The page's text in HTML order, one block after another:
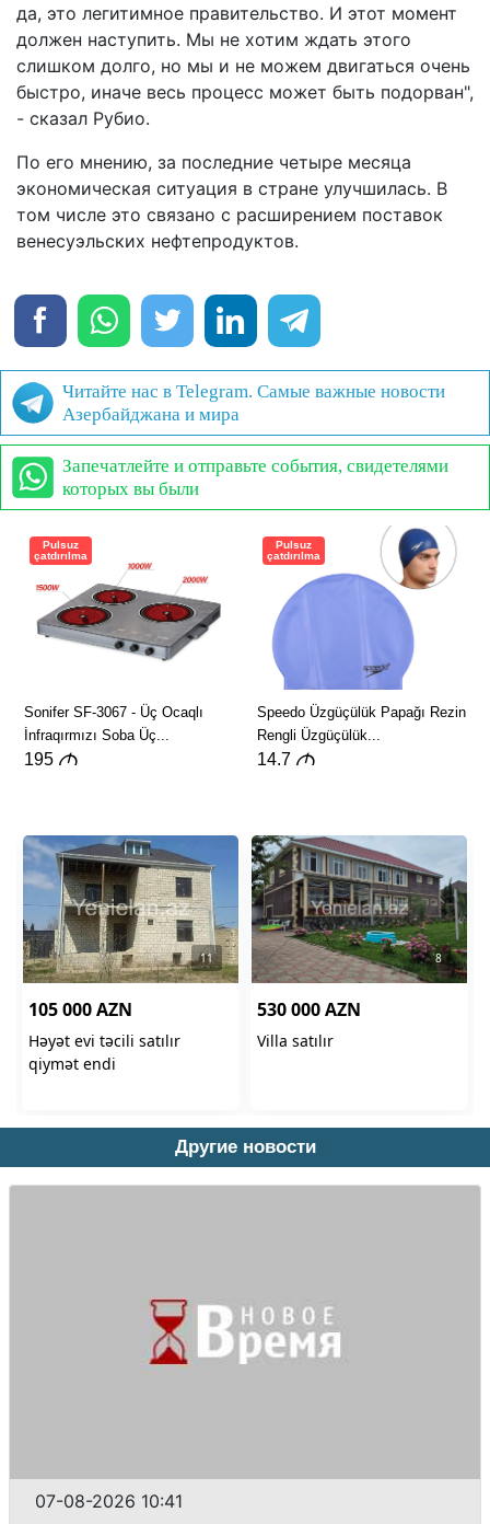
да, это легитимное правительство. И этот момент
должен наступить. Мы не хотим ждать этого
слишком долго, но мы и не можем двигаться очень
быстро, иначе весь процесс может быть подорван",
- сказал Рубио.
По его мнению, за последние четыре месяца
экономическая ситуация в стране улучшилась. В
том числе это связано с расширением поставок
венесуэльских нефтепродуктов.
Читайте нас в Telegram. Самые важные новости
Азербайджана и мира
Запечатлейте и отправьте события, свидетелями
которых вы были
Другие новости
07-08-2026 10:41